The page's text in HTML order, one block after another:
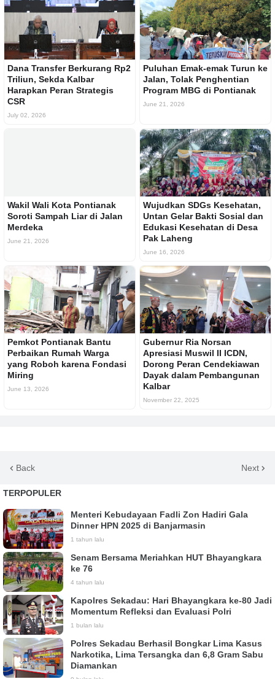
Dana Transfer Berkurang Rp2
Triliun, Sekda Kalbar
Harapkan Peran Strategis
CSR
July 02, 2026
Puluhan Emak-emak Turun ke
Jalan, Tolak Penghentian
Program MBG di Pontianak
June 21, 2026
Wakil Wali Kota Pontianak
Soroti Sampah Liar di Jalan
Merdeka
June 21, 2026
Wujudkan SDGs Kesehatan,
Untan Gelar Bakti Sosial dan
Edukasi Kesehatan di Desa
Pak Laheng
June 16, 2026
Pemkot Pontianak Bantu
Perbaikan Rumah Warga
yang Roboh karena Fondasi
Miring
June 13, 2026
Gubernur Ria Norsan
Apresiasi Muswil II ICDN,
Dorong Peran Cendekiawan
Dayak dalam Pembangunan
Kalbar
November 22, 2025
Back Next
TERPOPULER
Menteri Kebudayaan Fadli Zon Hadiri Gala
Dinner HPN 2025 di Banjarmasin
1 tahun lalu
Senam Bersama Meriahkan HUT Bhayangkara
ke 76
4 tahun lalu
Kapolres Sekadau: Hari Bhayangkara ke-80 Jadi
Momentum Refleksi dan Evaluasi Polri
1 bulan lalu
Polres Sekadau Berhasil Bongkar Lima Kasus
Narkotika, Lima Tersangka dan 6,8 Gram Sabu
Diamankan